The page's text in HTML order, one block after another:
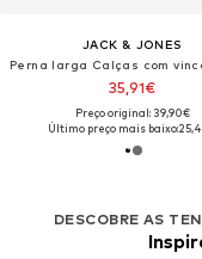
JACK & JONES
35,91€
Preço original: 39,90€
Último preço mais baixo:
DESCOBRE AS